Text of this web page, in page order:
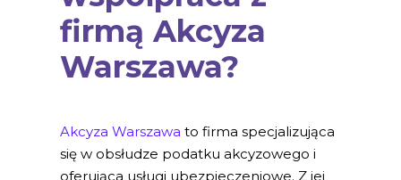
firmą Akcyza
Warszawa?
Akcyza Warszawa to firma specjalizująca
się w obsłudze podatku akcyzowego i
oferująca usługi ubezpieczeniowe. Z jej